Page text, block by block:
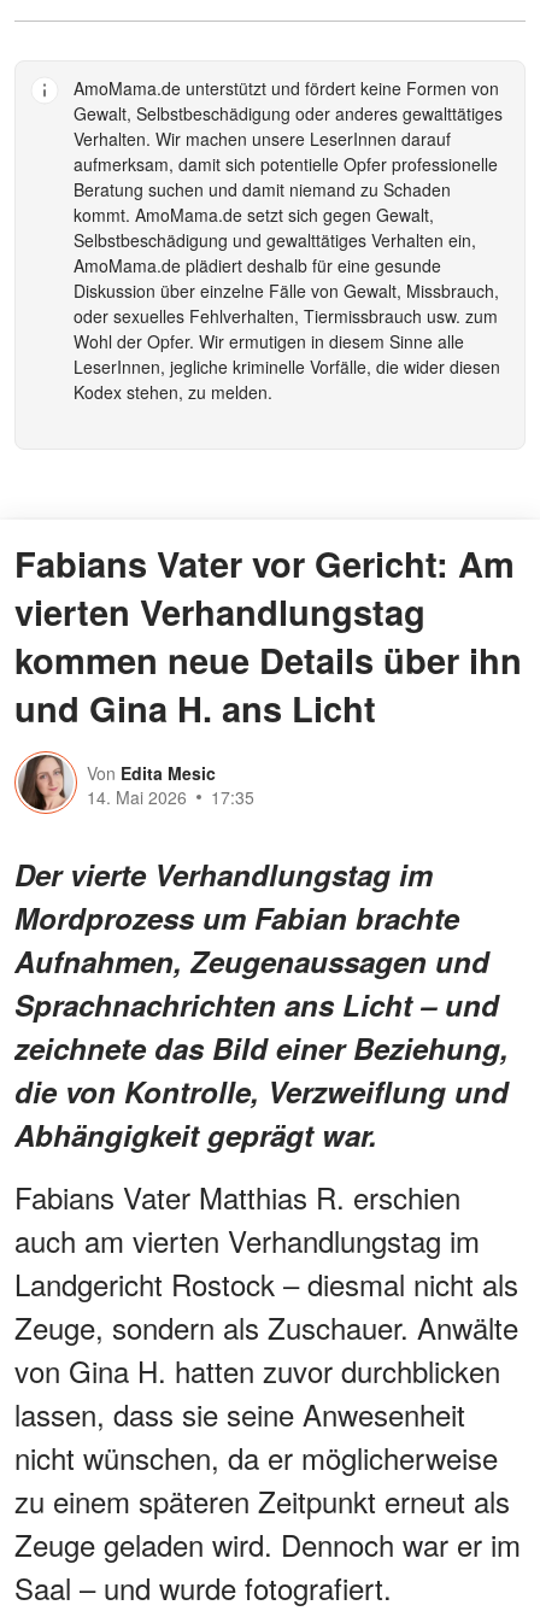
AmoMama.de unterstützt und fördert keine Formen von
Gewalt, Selbstbeschädigung oder anderes gewalttätiges
Verhalten. Wir machen unsere LeserInnen darauf
aufmerksam, damit sich potentielle Opfer professionelle
Beratung suchen und damit niemand zu Schaden
kommt. AmoMama.de setzt sich gegen Gewalt,
Selbstbeschädigung und gewalttätiges Verhalten ein,
AmoMama.de plädiert deshalb für eine gesunde
Diskussion über einzelne Fälle von Gewalt, Missbrauch,
oder sexuelles Fehlverhalten, Tiermissbrauch usw. zum
Wohl der Opfer. Wir ermutigen in diesem Sinne alle
LeserInnen, jegliche kriminelle Vorfälle, die wider diesen
Kodex stehen, zu melden.
Fabians Vater vor Gericht: Am
vierten Verhandlungstag
kommen neue Details über ihn
und Gina H. ans Licht
Von Edita Mesic
14. Mai 2026
17:35
Der vierte Verhandlungstag im
Mordprozess um Fabian brachte
Aufnahmen, Zeugenaussagen und
Sprachnachrichten ans Licht – und
zeichnete das Bild einer Beziehung,
die von Kontrolle, Verzweiflung und
Abhängigkeit geprägt war.
Fabians Vater Matthias R. erschien
auch am vierten Verhandlungstag im
Landgericht Rostock – diesmal nicht als
Zeuge, sondern als Zuschauer. Anwälte
von Gina H. hatten zuvor durchblicken
lassen, dass sie seine Anwesenheit
nicht wünschen, da er möglicherweise
zu einem späteren Zeitpunkt erneut als
Zeuge geladen wird. Dennoch war er im
Saal – und wurde fotografiert.